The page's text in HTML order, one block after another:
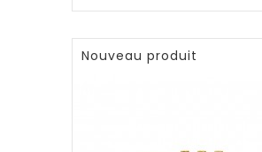
Nouveau produit